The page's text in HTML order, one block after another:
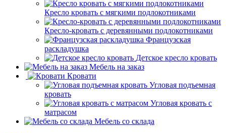
Кресло кровать с мягкими подлокотниками
Кресло-кровать с деревянными подлокотниками
Французская
раскладушка
Детское кресло кровать
Мебель на заказ
Кровати
Угловая подъемная
кровать
Угловая кровать с
матрасом
Мебель со склада